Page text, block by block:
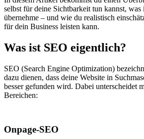
selbst für deine Sichtbarkeit tun kannst,
übernehme – und wie du realistisch
für dein Business leisten kann.
Was ist SEO eigentlich?
SEO (Search Engine Optimization)
dazu dienen, dass deine Website in
besser gefunden wird. Dabei unterscheidet
Bereichen:
Onpage-SEO